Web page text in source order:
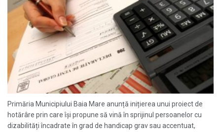
Primăria Municipiului Baia Mare anunță inițierea unui proiect de
hotărâre prin care își propune să vină în sprijinul persoanelor cu
dizabilități încadrate în grad de handicap grav sau accentuat,